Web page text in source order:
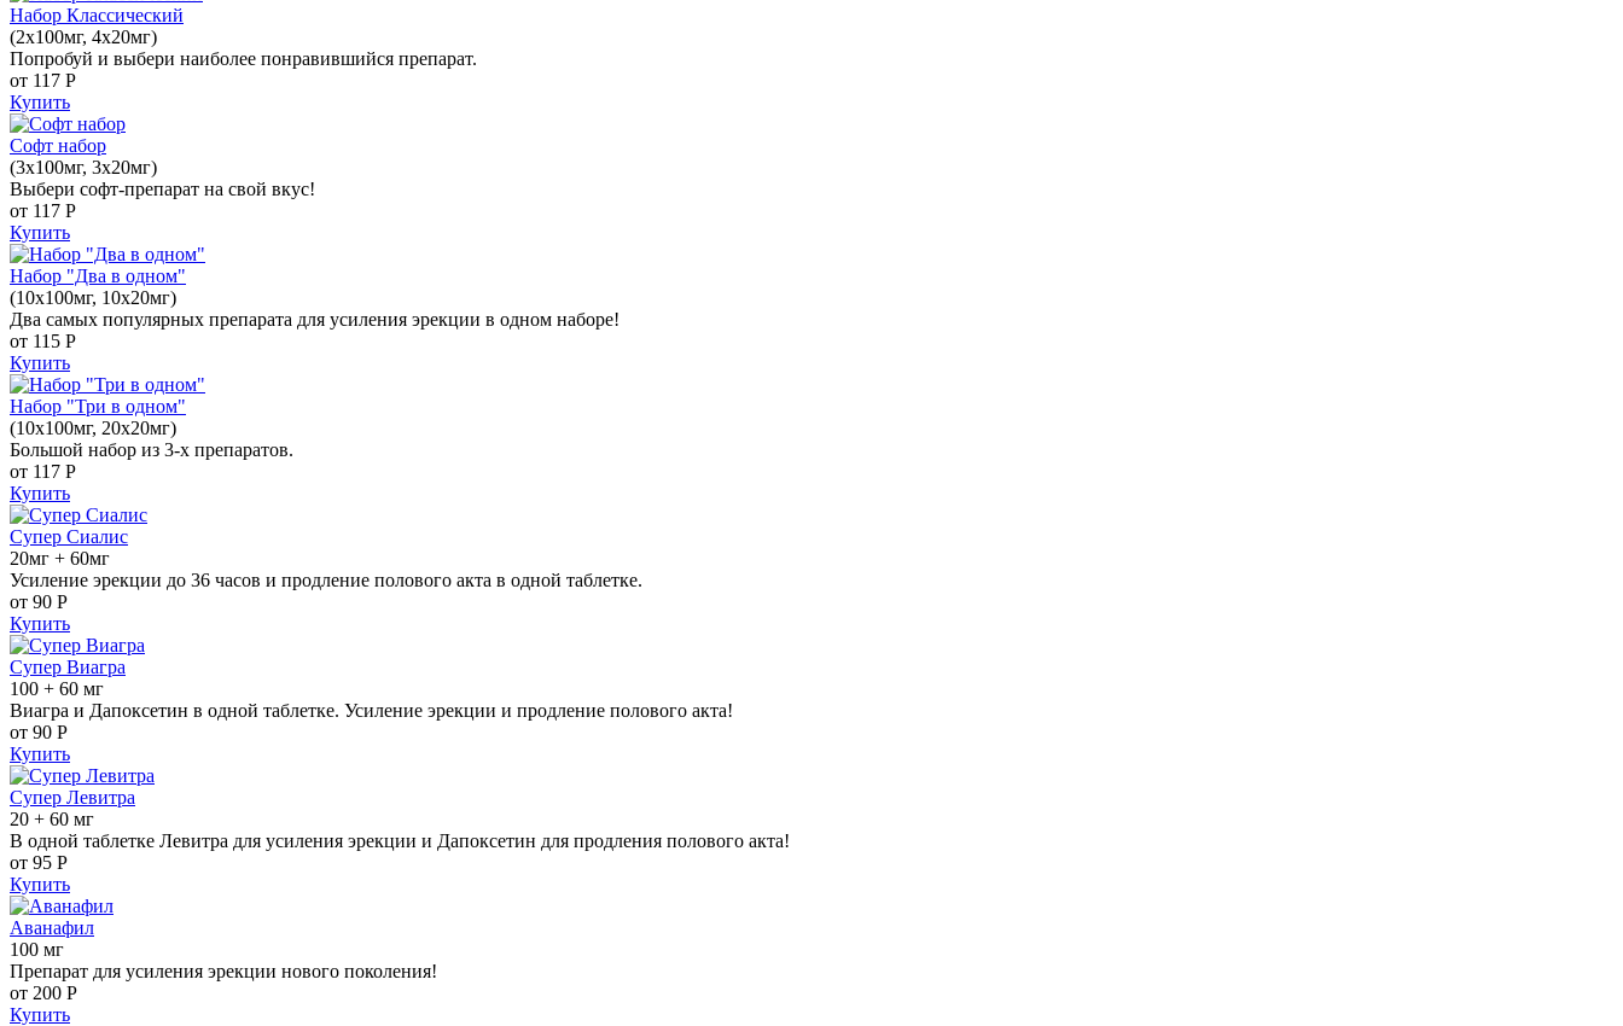
Набор Классический
(2x100мг, 4x20мг)
Попробуй и выбери наиболее понравившийся препарат.
от 117 Р
Купить
Софт набор
(3x100мг, 3x20мг)
Выбери софт-препарат на свой вкус!
от 117 Р
Купить
Набор "Два в одном"
(10x100мг, 10x20мг)
Два самых популярных препарата для усиления эрекции в одном наборе!
от 115 Р
Купить
Набор "Три в одном"
(10x100мг, 20x20мг)
Большой набор из 3-х препаратов.
от 117 Р
Купить
Супер Сиалис
20мг + 60мг
Усиление эрекции до 36 часов и продление полового акта в одной таблетке.
от 90 Р
Купить
Супер Виагра
100 + 60 мг
Виагра и Дапоксетин в одной таблетке. Усиление эрекции и продление полового акта!
от 90 Р
Купить
Супер Левитра
20 + 60 мг
В одной таблетке Левитра для усиления эрекции и Дапоксетин для продления полового акта!
от 95 Р
Купить
Аванафил
100 мг
Препарат для усиления эрекции нового поколения!
от 200 Р
Купить